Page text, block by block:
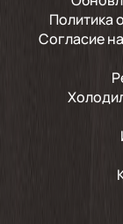
Политика
Согласие